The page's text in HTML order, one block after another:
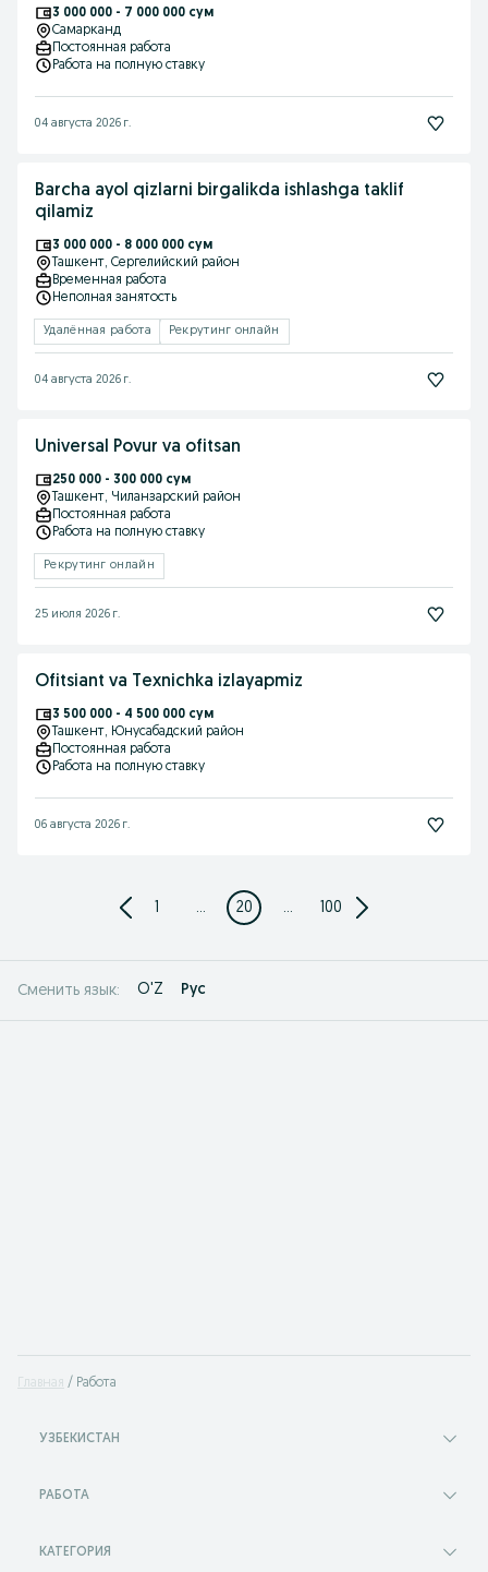
3 000 000 - 7 000 000 сум
Самарканд
Постоянная работа
Работа на полную ставку
04 августа 2026 г.
Barcha ayol qizlarni birgalikda ishlashga taklif
qilamiz
3 000 000 - 8 000 000 сум
Ташкент, Сергелийский район
Временная работа
Неполная занятость
Удалённая работа Рекрутинг онлайн
04 августа 2026 г.
Universal Povur va ofitsan
250 000 - 300 000 сум
Ташкент, Чиланзарский район
Постоянная работа
Работа на полную ставку
Рекрутинг онлайн
25 июля 2026 г.
Ofitsiant va Texnichka izlayapmiz
3 500 000 - 4 500 000 сум
Ташкент, Юнусабадский район
Постоянная работа
Работа на полную ставку
06 августа 2026 г.
1 ... 20 ... 100
Сменить язык: O'Z Рус
Главная Работа
УЗБЕКИСТАН
РАБОТА
КАТЕГОРИЯ